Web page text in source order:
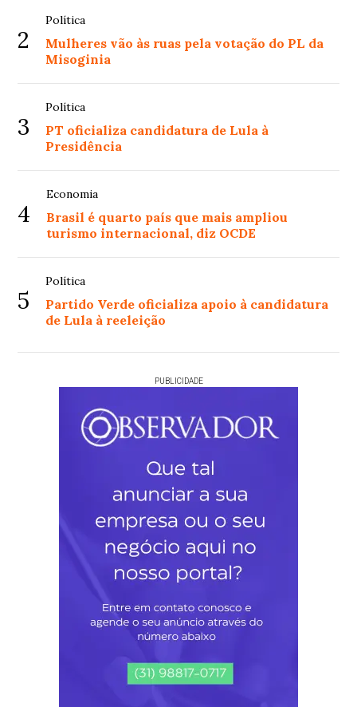
2
Política
Mulheres vão às ruas pela votação do PL da
Misoginia
3
Política
PT oficializa candidatura de Lula à
Presidência
4
Economia
Brasil é quarto país que mais ampliou
turismo internacional, diz OCDE
5
Política
Partido Verde oficializa apoio à candidatura
de Lula à reeleição
PUBLICIDADE